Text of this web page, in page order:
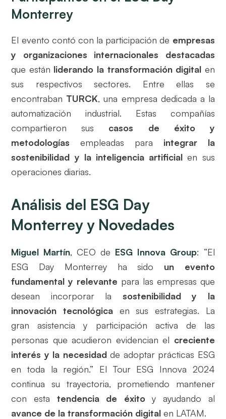
Monterrey
El evento contó con la participación de empresas
y organizaciones internacionales destacadas
que están liderando la transformación digital en
sus respectivos sectores. Entre ellas se
encontraban TURCK, una empresa dedicada a la
automatización industrial. Estas compañías
compartieron sus casos de éxito y
metodologías empleadas para integrar la
sostenibilidad y la inteligencia artificial en sus
operaciones diarias.
Análisis del ESG Day
Monterrey y Novedades
Miguel Martín, CEO de ESG Innova Group: “El
ESG Day Monterrey ha sido un evento
fundamental y relevante para las empresas que
desean incorporar la sostenibilidad y la
innovación tecnológica en sus estrategias. La
gran asistencia y participación activa de las
personas que acudieron evidencian el creciente
interés y la necesidadde adoptar prácticas ESG
en toda la región.” El Tour ESG Innova 2024
continua su trayectoria, prometiendo mantener
con esta tendencia de éxitoy ayudando al
avance de la transformación digital en LATAM.